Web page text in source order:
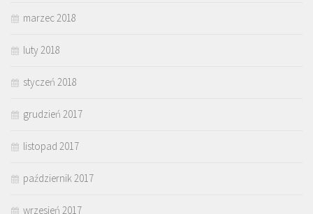
marzec 2018
luty 2018
styczeń 2018
grudzień 2017
listopad 2017
październik 2017
wrzesień 2017